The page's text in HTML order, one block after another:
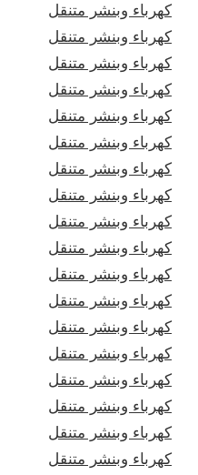
كهرباء وبنشر متنقل
كهرباء وبنشر متنقل
كهرباء وبنشر متنقل
كهرباء وبنشر متنقل
كهرباء وبنشر متنقل
كهرباء وبنشر متنقل
كهرباء وبنشر متنقل
كهرباء وبنشر متنقل
كهرباء وبنشر متنقل
كهرباء وبنشر متنقل
كهرباء وبنشر متنقل
كهرباء وبنشر متنقل
كهرباء وبنشر متنقل
كهرباء وبنشر متنقل
كهرباء وبنشر متنقل
كهرباء وبنشر متنقل
كهرباء وبنشر متنقل
كهرباء وبنشر متنقل